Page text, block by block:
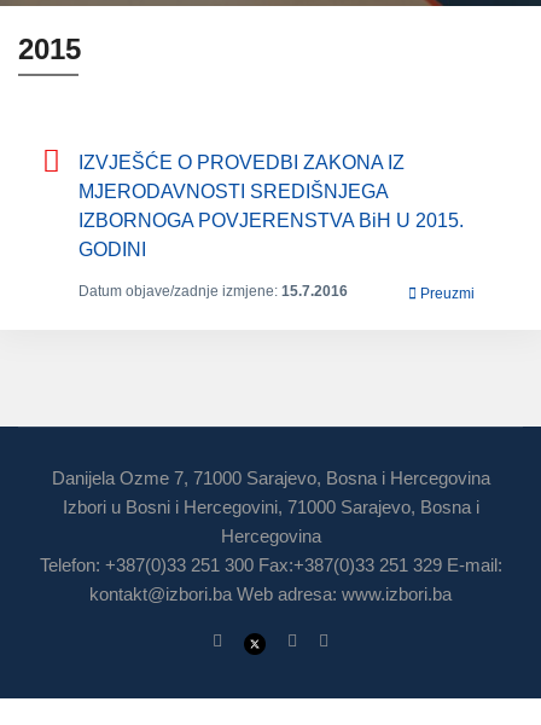
2015
IZVJEŠĆE O PROVEDBI ZAKONA IZ
MJERODAVNOSTI SREDIŠNJEGA
IZBORNOGA POVJERENSTVA BiH U 2015.
GODINI
Datum objave/zadnje izmjene: 15.7.2016 Preuzmi
Danijela Ozme 7, 71000 Sarajevo, Bosna i Hercegovina
Izbori u Bosni i Hercegovini, 71000 Sarajevo, Bosna i
Hercegovina
Telefon: +387(0)33 251 300 Fax:+387(0)33 251 329 E-mail:
kontakt@izbori.ba Web adresa: www.izbori.ba